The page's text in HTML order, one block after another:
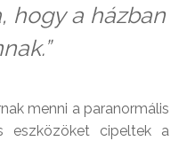
hogy a házban
menni a paranormális
eszközöket cipeltek a